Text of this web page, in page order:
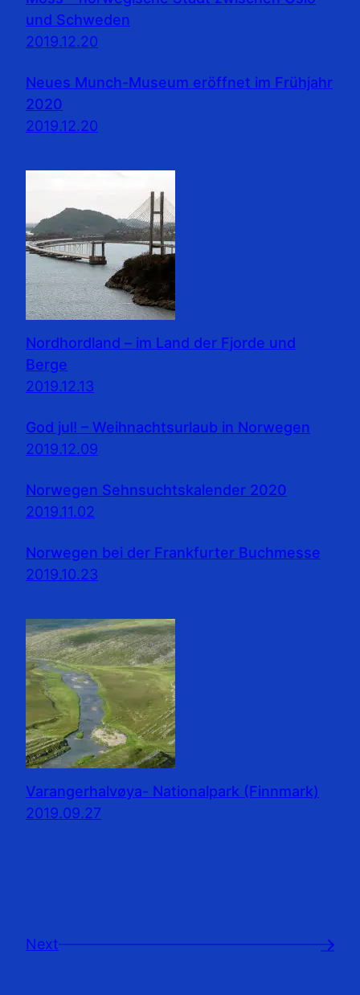
und Schweden
2019.12.20
Neues Munch-Museum eröffnet im Frühjahr
2020
2019.12.20
Nordhordland – im Land der Fjorde und
Berge
2019.12.13
God jul! – Weihnachtsurlaub in Norwegen
2019.12.09
Norwegen Sehnsuchtskalender 2020
2019.11.02
Norwegen bei der Frankfurter Buchmesse
2019.10.23
Varangerhalvøya- Nationalpark (Finnmark)
2019.09.27
Next →